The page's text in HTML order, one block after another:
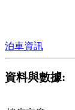
泊車資訊
資料與數據: